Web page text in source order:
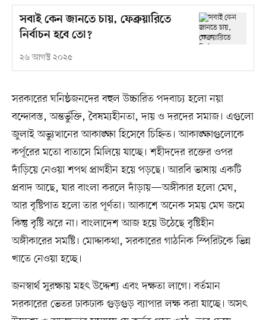
সবাই কেন জানতে চায়, ফেব্রুয়ারিতে
নির্বাচন হবে তো?
২৬ আগস্ট ২০২৫
সরকারের ঘনিষ্ঠজনদের বহুল উচ্চারিত পদবাচ্য হলো নয়া
বন্দোবস্ত, অন্তর্ভুক্তি, বৈষম্যহীনতা, দায় ও দরদের সমাজ। এগুলো
জুলাই অভ্যুত্থানের আকাঙ্ক্ষা হিসেবে চিহ্নিত। আকাঙ্ক্ষাগুলোকে
কর্পূরের মতো বাতাসে মিলিয়ে যাচ্ছে। শহীদদের রক্তের ওপর
দাঁড়িয়ে নেওয়া শপথ প্রাণহীন হয়ে পড়ছে। আরবি ভাষায় একটি
প্রবাদ আছে, যার বাংলা করলে দাঁড়ায়—অঙ্গীকার হলো মেঘ,
আর বৃষ্টিপাত হলো তার পূর্ণতা। আকাশে অনেক সময় মেঘ জমে
কিন্তু বৃষ্টি ঝরে না। বাংলাদেশ আজ হয়ে উঠেছে বৃষ্টিহীন
অঙ্গীকারের সমষ্টি। মোদ্দাকথা, সরকারের গাঠনিক স্পিরিটকে ভিন্ন
খাতে নেওয়া হচ্ছে।
জনস্বার্থ সুরক্ষায় মহৎ উদ্দেশ্য এবং দক্ষতা লাগে। বর্তমান
সরকারের ভেতর ঢাকঢাক গুড়গুড় ব্যাপার লক্ষ করা যাচ্ছে। অসৎ